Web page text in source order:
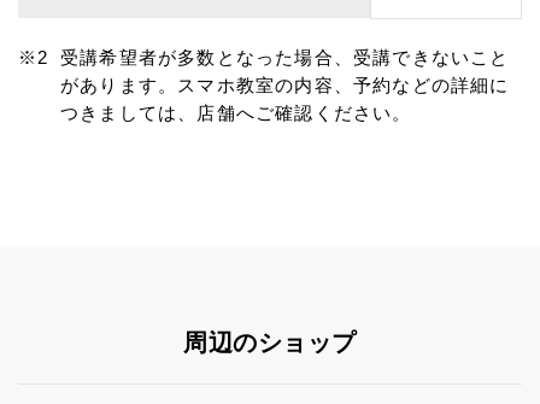
受講希望者が多数となった場合、受講できないこと
があります。スマホ教室の内容、予約などの詳細に
つきましては、店舗へご確認ください。
周辺のショップ